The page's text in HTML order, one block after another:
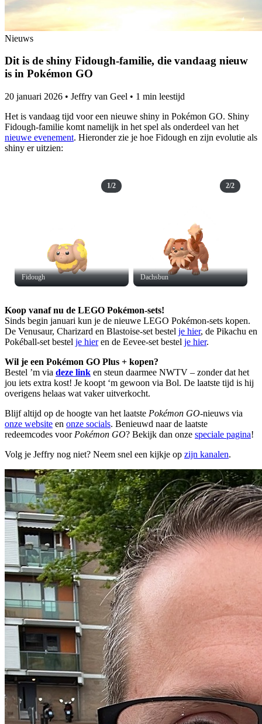
Nieuws
Dit is de shiny Fidough-familie, die vandaag nieuw
is in Pokémon GO
20 januari 2026 • Jeffry van Geel • 1 min leestijd
Het is vandaag tijd voor een nieuwe shiny in Pokémon GO. Shiny
Fidough-familie komt namelijk in het spel als onderdeel van het
nieuwe evenement. Hieronder zie je hoe Fidough en zijn evolutie als
shiny er uitzien:
Fidough
1/2
Dachsbun
2/2
Koop vanaf nu de LEGO Pokémon-sets!
Sinds begin januari kun je de nieuwe LEGO Pokémon-sets kopen.
De Venusaur, Charizard en Blastoise-set bestel je hier, de Pikachu en
Pokéball-set bestel je hieren de Eevee-set bestel je hier.
Wil je een Pokémon GO Plus + kopen?
Bestel ’m via deze link en steun daarmee NWTV – zonder dat het
jou iets extra kost! Je koopt ‘m gewoon via Bol. De laatste tijd is hij
overigens helaas wat vaker uitverkocht.
Blijf altijd op de hoogte van het laatste Pokémon GO-nieuws via
onze website en onze socials. Benieuwd naar de laatste
redeemcodes voor Pokémon GO? Bekijk dan onze speciale pagina!
Volg je Jeffry nog niet? Neem snel een kijkje op zijn kanalen.